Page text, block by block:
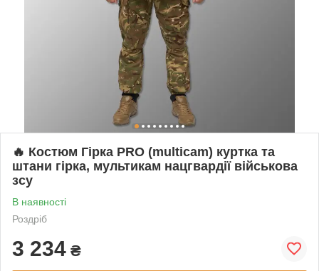
🔥 Костюм Гірка PRO (multicam) куртка та
штани гірка, мультикам нацгвардії військова
зсу
В наявності
Роздріб
3 234 ₴